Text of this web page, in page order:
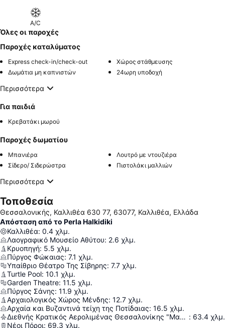
A/C
Όλες οι παροχές
Παροχές καταλύματος
Express check-in/check-out
Χώρος στάθμευσης
Δωμάτια μη καπνιστών
24ωρη υποδοχή
Περισσότερα
Για παιδιά
Κρεβατάκι μωρού
Παροχές δωματίου
Μπανιέρα
Λουτρό με ντουζιέρα
Σίδερο/ Σιδερώστρα
Πιστολάκι μαλλιών
Περισσότερα
Τοποθεσία
Θεσσαλονικής, Καλλιθέα 630 77, 63077, Καλλιθέα, Ελλάδα
Απόσταση από το Perla Halkidiki
Καλλιθέα: 0.4 χλμ.
Λαογραφικό Μουσείο Αθύτου: 2.6 χλμ.
Κρυοπηγή: 5.5 χλμ.
Πύργος Φώκαιας: 7.1 χλμ.
Υπαίθριο Θέατρο Της Σίβηρης: 7.7 χλμ.
Turtle Pool: 10.1 χλμ.
Garden Theatre: 11.5 χλμ.
Πύργος Σάνης: 11.9 χλμ.
Αρχαιολογικός Χώρος Μένδης: 12.7 χλμ.
Αρχαία και Βυζαντινά τείχη της Ποτίδαιας: 16.5 χλμ.
Διεθνής Κρατικός Αερολιμένας Θεσσαλονίκης "Μακεδονία" : 63.4 χλμ.
Νέοι Πόροι: 69.3 χλμ.